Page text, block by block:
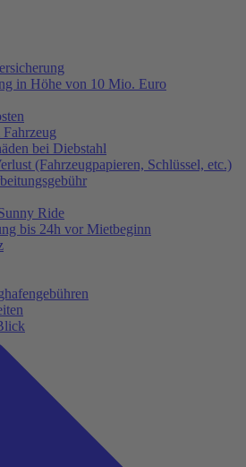
in Höhe von 10 Mio. Euro
bei Diebstahl
(Fahrzeugpapieren, Schlüssel, etc.)
Ride
bis 24h vor Mietbeginn